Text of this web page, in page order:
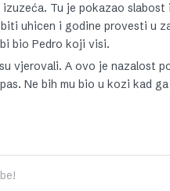
Tu je pokazao
uhicen i godine provesti u
bio Pedro koji visi.
vjerovali. A ovo je nazalost
Ne bih mu bio u kozi kad